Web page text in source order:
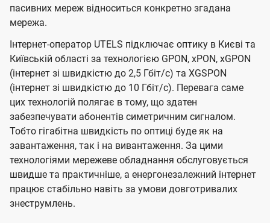
пасивних мереж відноситься конкретно згадана
мережа.
Інтернет-оператор UTELS підключає оптику в Києві та
Київській області за технологією GPON, xPON, xGPON
(інтернет зі швидкістю до 2,5 Гбіт/с) та XGSPON
(інтернет зі швидкістю до 10 Гбіт/с). Перевага саме
цих технологій полягає в тому, що здатен
забезпечувати абонентів симетричним сигналом.
Тобто гігабітна швидкість по оптиці буде як на
завантаження, так і на вивантаження. За цими
технологіями мережеве обладнання обслуговується
швидше та практичніше, а енергонезалежний інтернет
працює стабільно навіть за умови довготривалих
знеструмлень.